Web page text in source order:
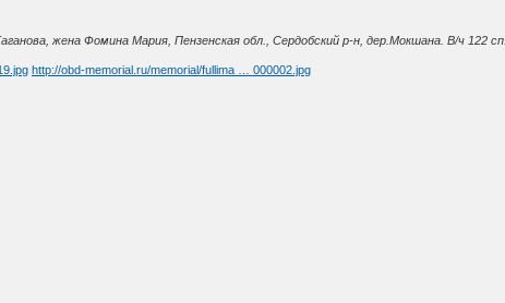
жена Фомина Мария, Пензенская обл., Сердобский р-н, дер.Мокшана. В/ч 122 сп.
http://obd-memorial.ru/memorial/fullima … 000002.jpg